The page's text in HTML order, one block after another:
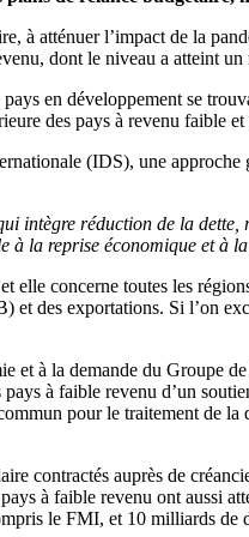
à atténuer l’impact de la
dont le niveau a atteint
en développement se
des pays à revenu faible
(IDS), une
intègre réduction de la
à la reprise économique et à
elle concerne toutes les
et des exportations. Si l’on
et à la demande du
à faible revenu d’un
pour le traitement de
contractés auprès de
à faible revenu ont aussi
le FMI, et 10 milliards de